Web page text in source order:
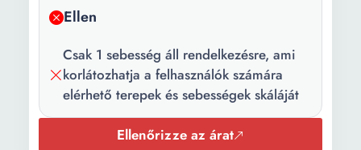
Sebességek
száma:
1
Szín:
Fehér
Ellen
Csak 1 sebesség áll rendelkezésre, ami
korlátozhatja a felhasználók számára
elérhető terepek és sebességek skáláját
Ellenőrizze az árat